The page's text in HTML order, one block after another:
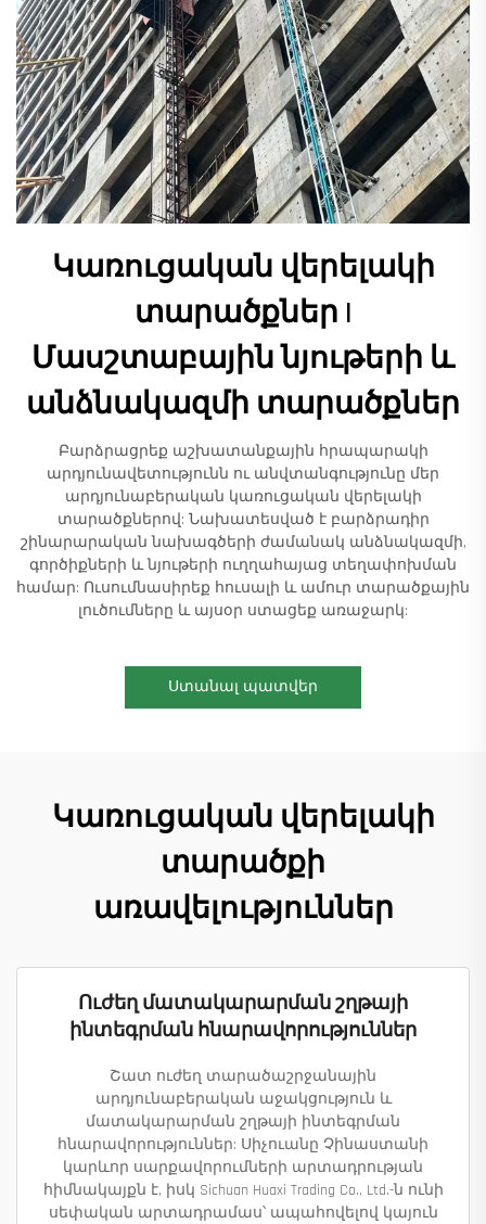
Կառուցական վերելակի
տարածքներ |
Մասշտաբային նյութերի և
անձնակազմի տարածքներ
Բարձրացրեք աշխատանքային հրապարակի
արդյունավետությունն ու անվտանգությունը մեր
արդյունաբերական կառուցական վերելակի
տարածքներով: Նախատեսված է բարձրադիր
շինարարական նախագծերի ժամանակ անձնակազմի,
գործիքների և նյութերի ուղղահայաց տեղափոխման
համար: Ուսումնասիրեք հուսալի և ամուր տարածքային
լուծումները և այսօր ստացեք առաջարկ:
Ստանալ պատվեր
Կառուցական վերելակի
տարածքի
առավելություններ
Ուժեղ մատակարարման շղթայի
ինտեգրման հնարավորություններ
Շատ ուժեղ տարածաշրջանային
արդյունաբերական աջակցություն և
մատակարարման շղթայի ինտեգրման
հնարավորություններ: Սիչուանը Չինաստանի
կարևոր սարքավորումների արտադրության
հիմնակայքն է, իսկ Sichuan Huaxi Trading Co., Ltd.-ն ունի
սեփական արտադրամաս՝ ապահովելով կայուն